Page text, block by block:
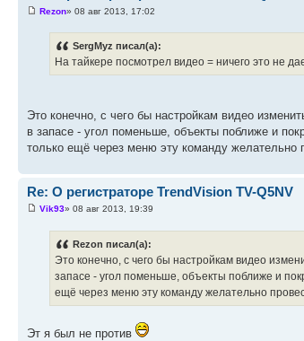
Rezon» 08 авг 2013, 17:02
SergMyz писал(а):
На тайкере посмотрел видео = ничего это не
Это конечно, с чего бы настройкам видео
в запасе - угол поменьше, объекты поближе и
только ещё через меню эту команду желательно
Re: О регистраторе TrendVision TV-Q5NV
Vik93» 08 авг 2013, 19:39
Rezon писал(а):
Это конечно, с чего бы настройкам видео
запасе - угол поменьше, объекты поближе и
ещё через меню эту команду желательно
Эт я был не против